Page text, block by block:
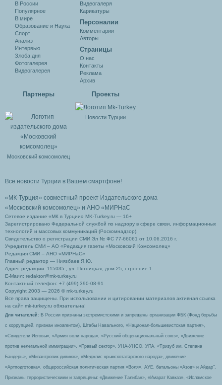
В России
Популярное
В мире
Образование и Наука
Спорт
Анализ
Интервью
Злоба дня
Фотогалерея
Видеогалерея
Видеогалеря
Карикатуры
Персоналии
Комментарии
Авторы
Cтраницы
О нас
Контакты
Реклама
Архив
Партнеры
Московский комсомолец
Проекты
Новости Турции
Все новости Турции в Вашем смартфоне!
«МК-Турция» совместный проект Издательского дома
«Московский комсомолец» и АНО «МИРНаС
Сетевое издание «МК в Турции» MK-Turkey.ru — 16+
Зарегистрировано Федеральной службой по надзору в сфере связи, информационных
технологий и массовых коммуникаций (Роскомнадзор).
Свидетельство о регистрации СМИ Эл № ФС 77-66061 от 10.06.2016 г.
Учредитель СМИ – АО «Редакция газеты «Московский Комсомолец»
Редакция СМИ – АНО «МИРНаС»
Главный редактор — Ниязбаев Я.Ю.
Адрес редакции: 115035 , ул. Пятницкая, дом 25, строение 1.
Е-Маил: redaktor@mk-turkey.ru
Контактный телефон: +7 (499) 390-08-91
Copyright 2003 — 2026 © mk-turkey.ru
Все права защищены. При использовании и цитировании материалов активная ссылка
на сайт mk-turkey.ru обязательна!
Для читателей : В России признаны экстремистскими и запрещены организации ФБК (Фонд борьбы
с коррупцией, признан иноагентом), Штабы Навального, «Национал-большевистская партия»,
«Свидетели Иеговы», «Армия воли народа», «Русский общенациональный союз», «Движение
против нелегальной иммиграции», «Правый сектор», УНА-УНСО, УПА, «Тризуб им. Степана
Бандеры», «Мизантропик дивижн», «Меджлис крымскотатарского народа», движение
«Артподготовка», общероссийская политическая партия «Воля», АУЕ, батальоны «Азов» и Айдар″.
Признаны террористическими и запрещены: «Движение Талибан», «Имарат Кавказ», «Исламское